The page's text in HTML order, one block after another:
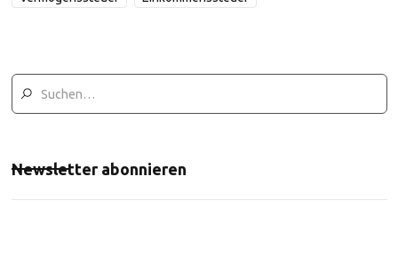
Newsletter abonnieren